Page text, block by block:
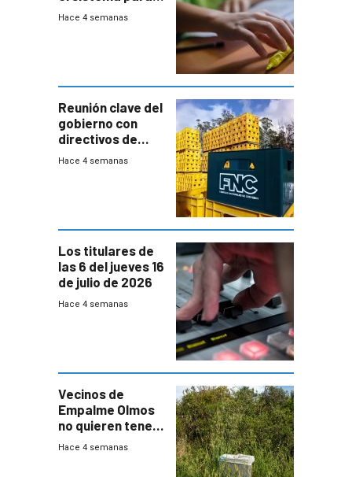
la búsqueda
Hace 4 semanas
Reunión clave del
gobierno con
directivos de
Fábricas
Hace 4 semanas
Los titulares de
las 6 del jueves 16
de julio de 2026
Hace 4 semanas
Vecinos de
Empalme Olmos
no quieren tener
cerca una planta
Hace 4 semanas